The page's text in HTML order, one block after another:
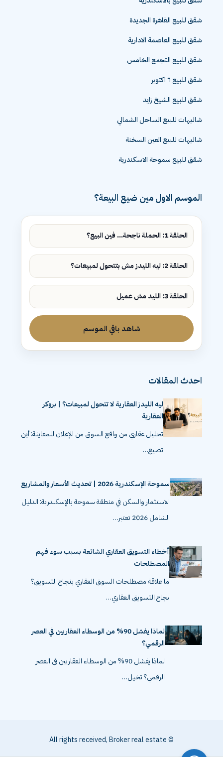
شقق للبيع القاهرة الجديدة
شقق للبيع العاصمة الادارية
شقق للبيع التجمع الخامس
شقق للبيع ٦ اكتوبر
شقق للبيع الشيخ زايد
شاليهات للبيع الساحل الشمالي
شاليهات للبيع العين السخنة
شقق للبيع سموحة الاسكندرية
الموسم الاول مين ضيع البيعة؟
الحلقة 1: الحملة ناجحة... فين البيع؟
الحلقة 2: ليه الليدز مش بتتحول لمبيعات؟
الحلقة 3: الليد مش عميل
شاهد باقي الموسم
احدث المقالات
ليه الليدز العقارية لا تتحول لمبيعات؟ | بروكر
العقارية
تحليل عقاري من واقع السوق من الإعلان للمعاينة: أين
تضيع…
سموحة الإسكندرية 2026 | تحديث الأسعار والمشاريع
الاستثمار والسكن في منطقة سموحة بالإسكندرية: الدليل
الشامل 2026 تعتبر…
أخطاء التسويق العقاري الشائعة بسبب سوء فهم
المصطلحات
ما علاقة مصطلحات السوق العقاري بنجاح التسويق؟
نجاح التسويق العقاري…
لماذا يفشل 90% من الوسطاء العقاريين في العصر
الرقمي؟
لماذا يفشل 90% من الوسطاء العقاريين في العصر
الرقمي؟ تخيل…
© All rights received, Broker real estate